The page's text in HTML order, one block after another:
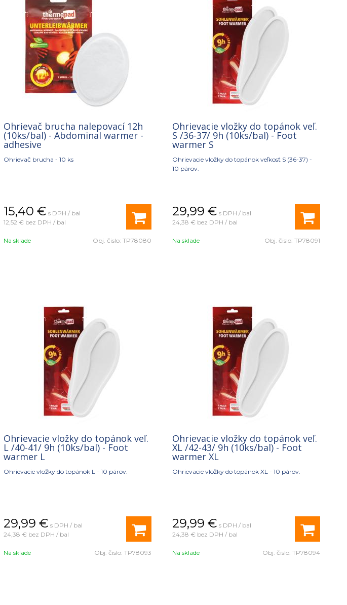
Ohrievač brucha nalepovací 12h
(10ks/bal) - Abdominal warmer -
adhesive
Ohrievač brucha - 10 ks
15,40 € s DPH / bal
12,52 € bez DPH / bal
Na sklade Obj. čislo:TP78080
Ohrievacie vložky do topánok veľ.
S /36-37/ 9h (10ks/bal) - Foot
warmer S
Ohrievacie vložky do topánok veľkosť S (36-37) -
10 párov.
29,99 € s DPH / bal
24,38 € bez DPH / bal
Na sklade Obj. čislo: TP78091
Ohrievacie vložky do topánok veľ.
L /40-41/ 9h (10ks/bal) - Foot
warmer L
Ohrievacie vložky do topánok L - 10 párov.
29,99 € s DPH / bal
24,38 € bez DPH / bal
Na sklade Obj. čislo:TP78093
Ohrievacie vložky do topánok veľ.
XL /42-43/ 9h (10ks/bal) - Foot
warmer XL
Ohrievacie vložky do topánok XL - 10 párov.
29,99 € s DPH / bal
24,38 € bez DPH / bal
Na sklade Obj. čislo: TP78094